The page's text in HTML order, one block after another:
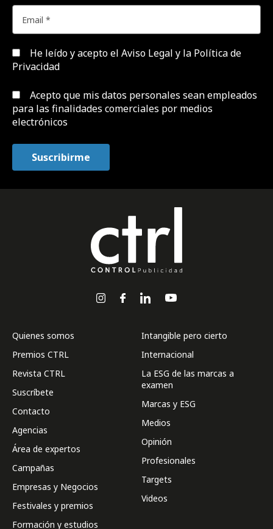
He leído y acepto el Aviso Legal y la Política de
Privacidad
Acepto que mis datos personales sean empleados
para las finalidades comerciales por medios
electrónicos
Quienes somos
Premios CTRL
Revista CTRL
Suscríbete
Contacto
Agencias
Área de expertos
Campañas
Empresas y Negocios
Festivales y premios
Formación y estudios
Intangible pero cierto
Internacional
La ESG de las marcas a
examen
Marcas y ESG
Medios
Opinión
Profesionales
Targets
Videos